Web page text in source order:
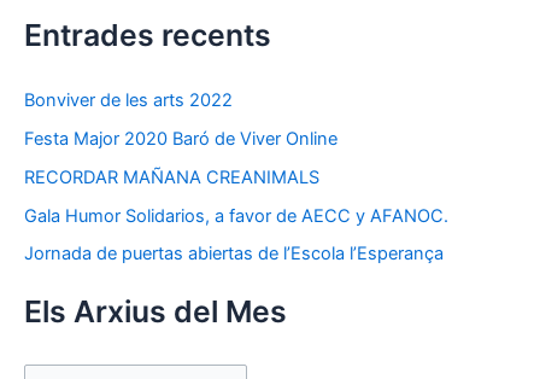
Entrades recents
Bonviver de les arts 2022
Festa Major 2020 Baró de Viver Online
RECORDAR MAÑANA CREANIMALS
Gala Humor Solidarios, a favor de AECC y AFANOC.
Jornada de puertas abiertas de l’Escola l’Esperança
Els Arxius del Mes